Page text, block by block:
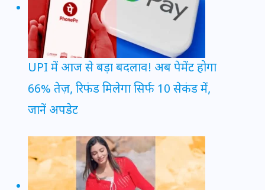
UPI में आज से बड़ा बदलाव! अब पेमेंट होगा
66% तेज़, रिफंड मिलेगा सिर्फ 10 सेकंड में,
जानें अपडेट